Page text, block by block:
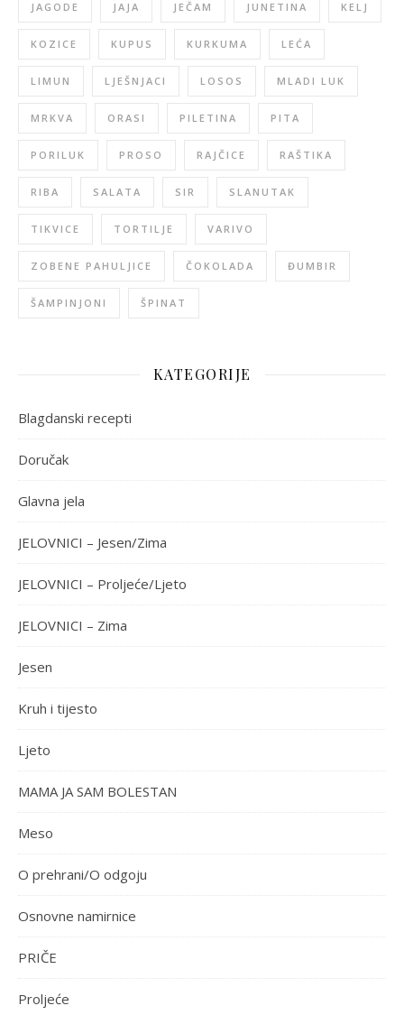
JAGODE JAJA JEČAM JUNETINA KELJ
KOZICE KUPUS KURKUMA LEĆA
LIMUN LJEŠNJACI LOSOS MLADI LUK
MRKVA ORASI PILETINA PITA
PORILUK PROSO RAJČICE RAŠTIKA
RIBA SALATA SIR SLANUTAK
TIKVICE TORTILJE VARIVO
ZOBENE PAHULJICE ČOKOLADA ĐUMBIR
ŠAMPINJONI ŠPINAT
KATEGORIJE
Blagdanski recepti
Doručak
Glavna jela
JELOVNICI – Jesen/Zima
JELOVNICI – Proljeće/Ljeto
JELOVNICI – Zima
Jesen
Kruh i tijesto
Ljeto
MAMA JA SAM BOLESTAN
Meso
O prehrani/O odgoju
Osnovne namirnice
PRIČE
Proljeće